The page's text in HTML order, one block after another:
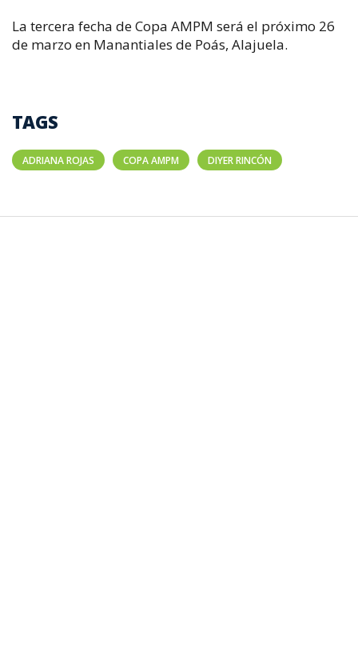
La tercera fecha de Copa AMPM será el próximo 26
de marzo en Manantiales de Poás, Alajuela.
TAGS
ADRIANA ROJAS COPA AMPM DIYER RINCÓN